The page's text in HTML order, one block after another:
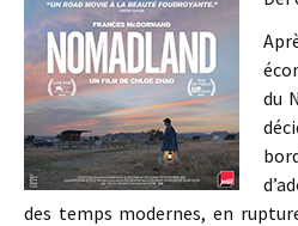
du
des temps modernes, en